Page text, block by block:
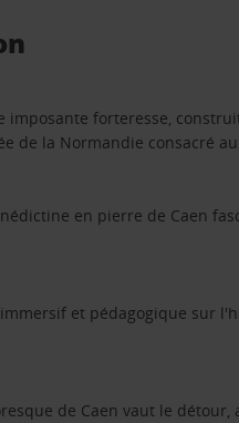
forteresse,
de la Normandie consacré
en pierre de Caen
et pédagogique sur
de Caen vaut le détour,